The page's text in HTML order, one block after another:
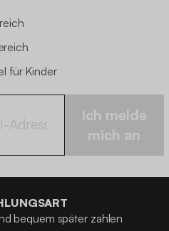
für Kinder
Ich melde
mich an
bequem später zahlen